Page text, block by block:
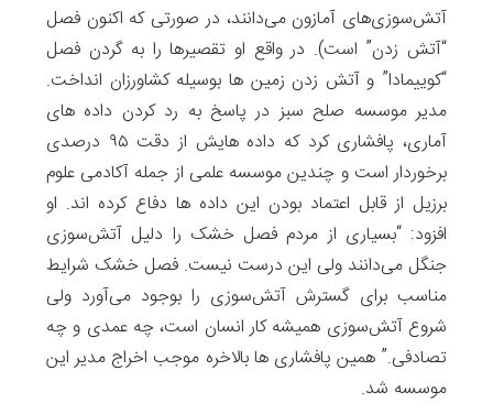
آتش‌سوزی‌های آمازون می‌دانند، در صورتی که اکنون فصل
“آتش زدن” است). در واقع او تقصیرها را به گردن فصل
“کوییمادا” و آتش زدن زمین ها بوسیله کشاورزان انداخت.
مدیر موسسه صلح سبز در پاسخ به رد کردن داده های
آماری، پافشاری کرد که داده هایش از دقت ۹۵ درصدی
برخوردار است و چندین موسسه علمی از جمله آکادمی علوم
برزیل از قابل اعتماد بودن این داده ها دفاع کرده اند. او
افزود: “بسیاری از مردم فصل خشک را دلیل آتش‌سوزی
جنگل می‌دانند ولی این درست نیست. فصل خشک شرایط
مناسب برای گسترش آتش‌سوزی را بوجود می‌آورد ولی
شروع آتش‌سوزی همیشه کار انسان است، چه عمدی و چه
تصادفی.” همین پافشاری ها بالاخره موجب اخراج مدیر این
موسسه شد.